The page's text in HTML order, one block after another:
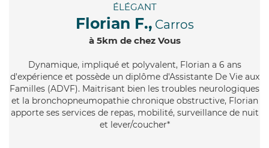
ÉLÉGANT
Florian F., Carros
à 5km de chez Vous
Dynamique, impliqué et polyvalent, Florian a 6 ans
d'expérience et possède un diplôme d'Assistante De Vie aux
Familles (ADVF). Maitrisant bien les troubles neurologiques
et la bronchopneumopathie chronique obstructive, Florian
apporte ses services de repas, mobilité, surveillance de nuit
et lever/coucher*